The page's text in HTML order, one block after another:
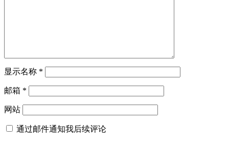
显示名称 *
邮箱 *
网站
通过邮件通知我后续评论